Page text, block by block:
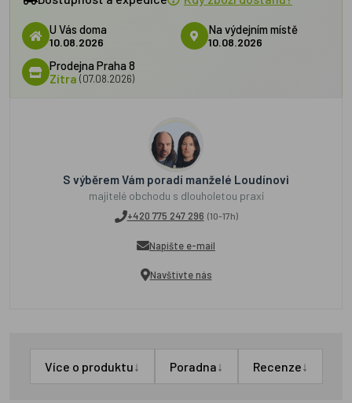
U Vás doma
10.08.2026
Na výdejním místě
10.08.2026
Prodejna Praha 8
Zítra (07.08.2026)
S výběrem Vám poradí manželé Loudínovi
majitelé obchodu s dlouholetou praxí
+420 775 247 296 (10-17h)
Napište e-mail
Navštivte nás
Více o produktu↓ Poradna↓ Recenze↓